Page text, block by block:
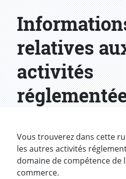
relatives
activités
Vous trouverez dans cette
les autres activités
domaine de compétence de
commerce.